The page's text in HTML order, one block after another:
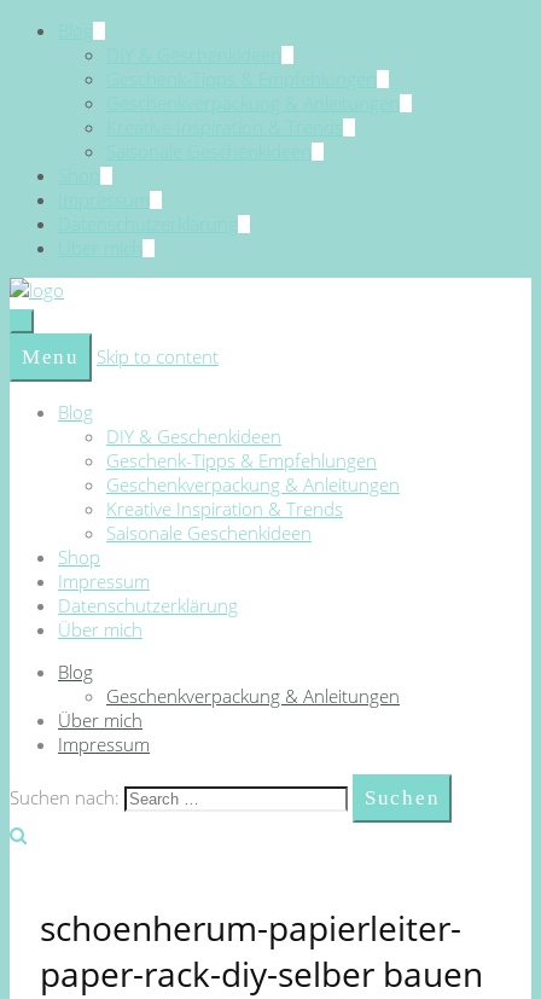
Blog
DIY & Geschenkideen
Geschenk-Tipps & Empfehlungen
Geschenkverpackung & Anleitungen
Kreative Inspiration & Trends
Saisonale Geschenkideen
Shop
Impressum
Datenschutzerklärung
Über mich
Menu Skip to content
Blog
DIY & Geschenkideen
Geschenk-Tipps & Empfehlungen
Geschenkverpackung & Anleitungen
Kreative Inspiration & Trends
Saisonale Geschenkideen
Shop
Impressum
Datenschutzerklärung
Über mich
Blog
Geschenkverpackung & Anleitungen
Über mich
Impressum
Suchen nach:
schoenherum-papierleiter-
paper-rack-diy-selber bauen